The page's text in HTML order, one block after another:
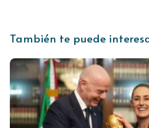
También te puede